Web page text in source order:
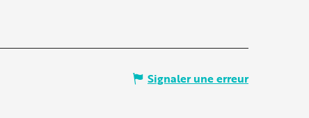
Signaler une erreur